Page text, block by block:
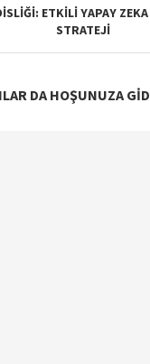
ETKILI YAPAY
STRATEJI
DA HOŞUNUZA